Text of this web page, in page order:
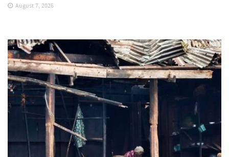
August 7, 2026